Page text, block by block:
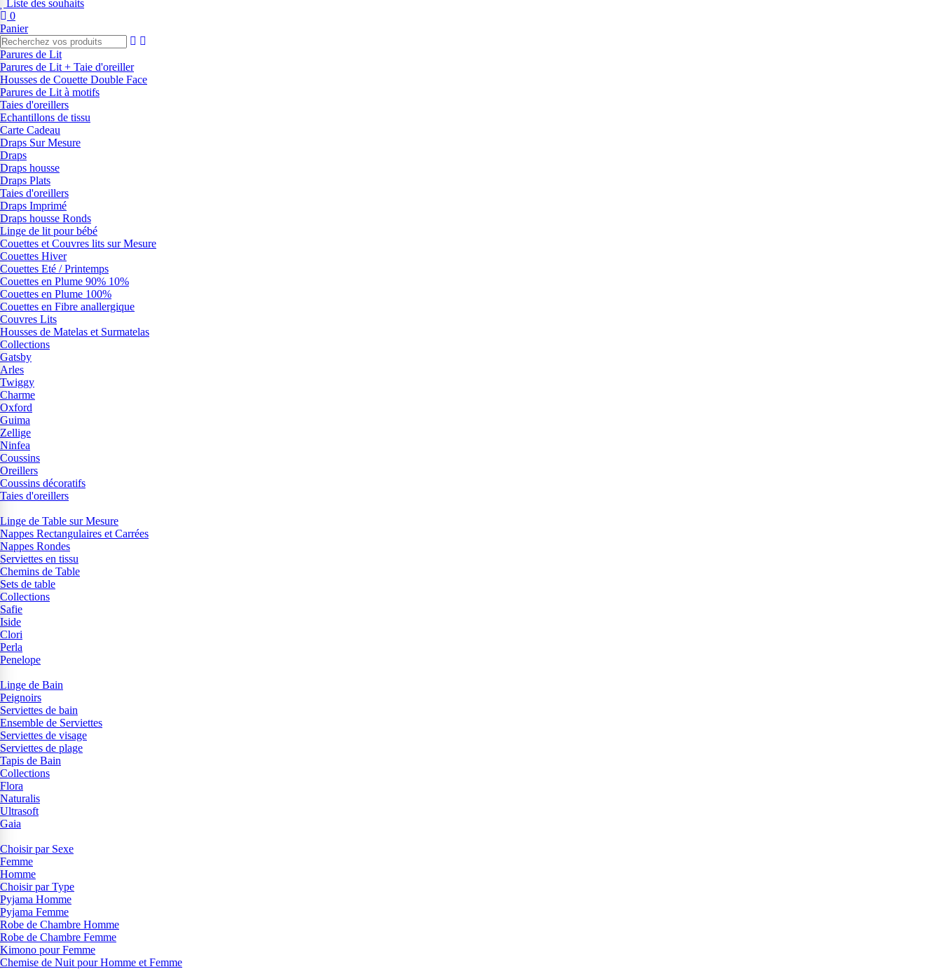
Liste des souhaits
0
Panier
Parures de Lit
Parures de Lit + Taie d'oreiller
Housses de Couette Double Face
Parures de Lit à motifs
Taies d'oreillers
Echantillons de tissu
Carte Cadeau
Draps Sur Mesure
Draps
Draps housse
Draps Plats
Taies d'oreillers
Draps Imprimé
Draps housse Ronds
Linge de lit pour bébé
Couettes et Couvres lits sur Mesure
Couettes Hiver
Couettes Eté / Printemps
Couettes en Plume 90% 10%
Couettes en Plume 100%
Couettes en Fibre anallergique
Couvres Lits
Housses de Matelas et Surmatelas
Collections
Gatsby
Arles
Twiggy
Charme
Oxford
Guima
Zellige
Ninfea
Coussins
Oreillers
Coussins décoratifs
Taies d'oreillers
Linge de Table sur Mesure
Nappes Rectangulaires et Carrées
Nappes Rondes
Serviettes en tissu
Chemins de Table
Sets de table
Collections
Safie
Iside
Clori
Perla
Penelope
Linge de Bain
Peignoirs
Serviettes de bain
Ensemble de Serviettes
Serviettes de visage
Serviettes de plage
Tapis de Bain
Collections
Flora
Naturalis
Ultrasoft
Gaia
Choisir par Sexe
Femme
Homme
Choisir par Type
Pyjama Homme
Pyjama Femme
Robe de Chambre Homme
Robe de Chambre Femme
Kimono pour Femme
Chemise de Nuit pour Homme et Femme